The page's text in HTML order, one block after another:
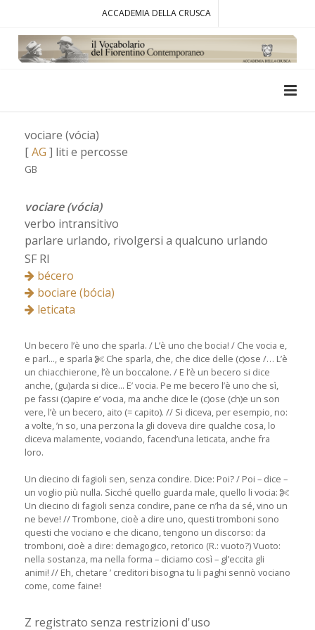
ACCADEMIA DELLA CRUSCA
vociare (vócia)
[AG ] liti e percosse
GB
vociare (vócia)
verbo intransitivo
parlare urlando, rivolgersi a qualcuno urlando
SF RI
bécero
bociare (bócia)
leticata
Un becero l’è uno che sparla. / L’è uno che bocia! / Che vocia e,
e parl..., e sparla
Che sparla, che, che dice delle (c)ose /… L’è
un chiacchierone, l’è un boccalone. / E l’è un becero si dice
anche, (gu)arda si dice... E’ vocia. Pe me becero l’è uno che sì,
pe fassi (c)apire e’ vocia, ma anche dice le (c)ose (ch)e un son
vere, l’è un becero, aito (= capito). // Si diceva, per esempio, no:
a volte, ’n so, una perzona la gli doveva dire qualche cosa, lo
diceva malamente, vociando, facend’una leticata, anche fra
loro.
Un diecino di fagioli sen, senza condire. Dice: Poi? / Poi – dice –
un voglio più nulla. Sicché quello guarda male, quello li vocia:
Un diecino di fagioli senza condire, pane ce n’ha da sé, vino un
ne beve! // Trombone, cioè a dire uno, questi tromboni sono
questi che vociano e che dicano, tengono un discorso: da
tromboni, cioè a dire: demagogico, retorico (R.: vuoto?) Vuoto:
nella sostanza, ma nella forma – diciamo così – gl’eccita gli
animi! // Eh, chetare ’ creditori bisogna tu li paghi sennò vociano
come, come faine!
Z registrato senza restrizioni d'uso